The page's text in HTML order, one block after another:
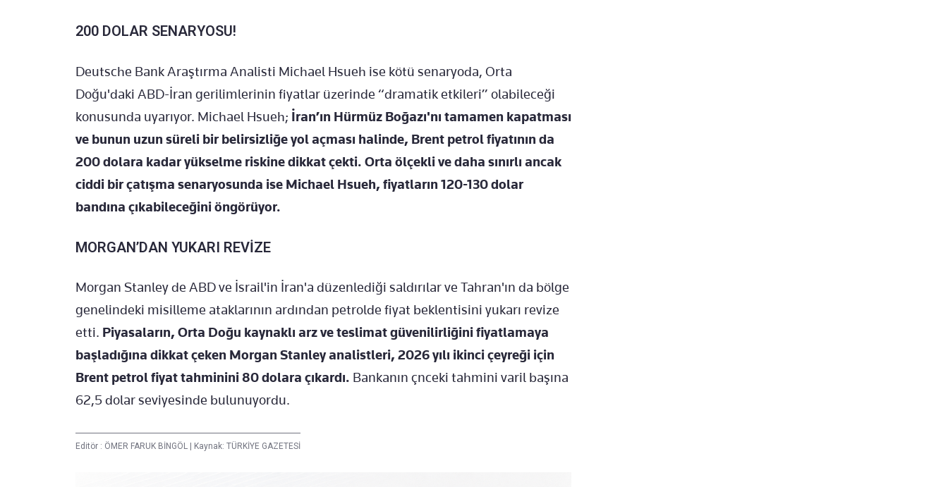
200 DOLAR SENARYOSU!
Deutsche Bank Araştırma Analisti Michael Hsueh ise kötü senaryoda, Orta
Doğu'daki ABD-İran gerilimlerinin fiyatlar üzerinde “dramatik etkileri” olabileceği
konusunda uyarıyor. Michael Hsueh; İran’ın Hürmüz Boğazı'nı tamamen kapatması
ve bunun uzun süreli bir belirsizliğe yol açması halinde, Brent petrol fiyatının da
200 dolara kadar yükselme riskine dikkat çekti. Orta ölçekli ve daha sınırlı ancak
ciddi bir çatışma senaryosunda ise Michael Hsueh, fiyatların 120-130 dolar
bandına çıkabileceğini öngörüyor.
MORGAN’DAN YUKARI REVİZE
Morgan Stanley de ABD ve İsrail'in İran'a düzenlediği saldırılar ve Tahran'ın da bölge
genelindeki misilleme ataklarının ardından petrolde fiyat beklentisini yukarı revize
etti. Piyasaların, Orta Doğu kaynaklı arz ve teslimat güvenilirliğini fiyatlamaya
başladığına dikkat çeken Morgan Stanley analistleri, 2026 yılı ikinci çeyreği için
Brent petrol fiyat tahminini 80 dolara çıkardı. Bankanın çnceki tahmini varil başına
62,5 dolar seviyesinde bulunuyordu.
Editör : ÖMER FARUK BİNGÖL Kaynak: TÜRKİYE GAZETESİ